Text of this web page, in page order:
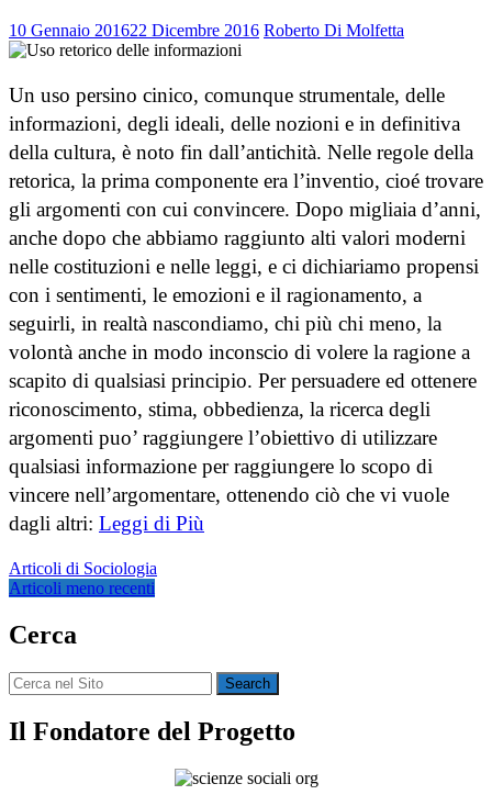
10 Gennaio 201622 Dicembre 2016 Roberto Di Molfetta
Un uso persino cinico, comunque strumentale, delle
informazioni, degli ideali, delle nozioni e in definitiva
della cultura, è noto fin dall’antichità. Nelle regole della
retorica, la prima componente era l’inventio, cioé trovare
gli argomenti con cui convincere. Dopo migliaia d’anni,
anche dopo che abbiamo raggiunto alti valori moderni
nelle costituzioni e nelle leggi, e ci dichiariamo propensi
con i sentimenti, le emozioni e il ragionamento, a
seguirli, in realtà nascondiamo, chi più chi meno, la
volontà anche in modo inconscio di volere la ragione a
scapito di qualsiasi principio. Per persuadere ed ottenere
riconoscimento, stima, obbedienza, la ricerca degli
argomenti puo’ raggiungere l’obiettivo di utilizzare
qualsiasi informazione per raggiungere lo scopo di
vincere nell’argomentare, ottenendo ciò che vi vuole
dagli altri: Leggi di Più
Articoli di Sociologia
Navigazione
articoli
Articoli meno recenti
Cerca
Search
for:
Il Fondatore del Progetto